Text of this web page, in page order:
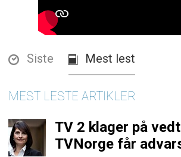
Siste Mest lest
MEST LESTE ARTIKLER
TV 2 klager på
TVNorge får